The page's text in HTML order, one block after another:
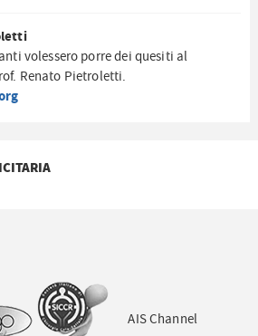
volessero porre dei quesiti al
Renato Pietroletti.
AIS Channel